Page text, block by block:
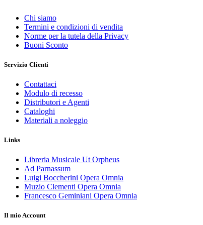
Chi siamo
Termini e condizioni di vendita
Norme per la tutela della Privacy
Buoni Sconto
Servizio Clienti
Contattaci
Modulo di recesso
Distributori e Agenti
Cataloghi
Materiali a noleggio
Links
Libreria Musicale Ut Orpheus
Ad Parnassum
Luigi Boccherini Opera Omnia
Muzio Clementi Opera Omnia
Francesco Geminiani Opera Omnia
Il mio Account